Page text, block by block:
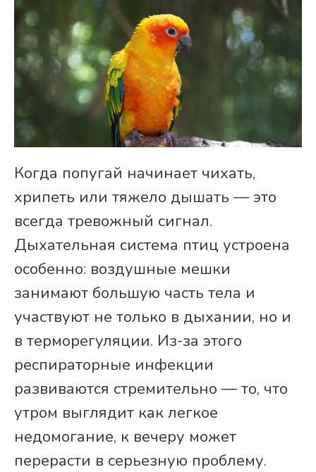
Когда попугай начинает чихать,
хрипеть или тяжело дышать — это
всегда тревожный сигнал.
Дыхательная система птиц устроена
особенно: воздушные мешки
занимают большую часть тела и
участвуют не только в дыхании, но и
в терморегуляции. Из-за этого
респираторные инфекции
развиваются стремительно — то, что
утром выглядит как легкое
недомогание, к вечеру может
перерасти в серьезную проблему.